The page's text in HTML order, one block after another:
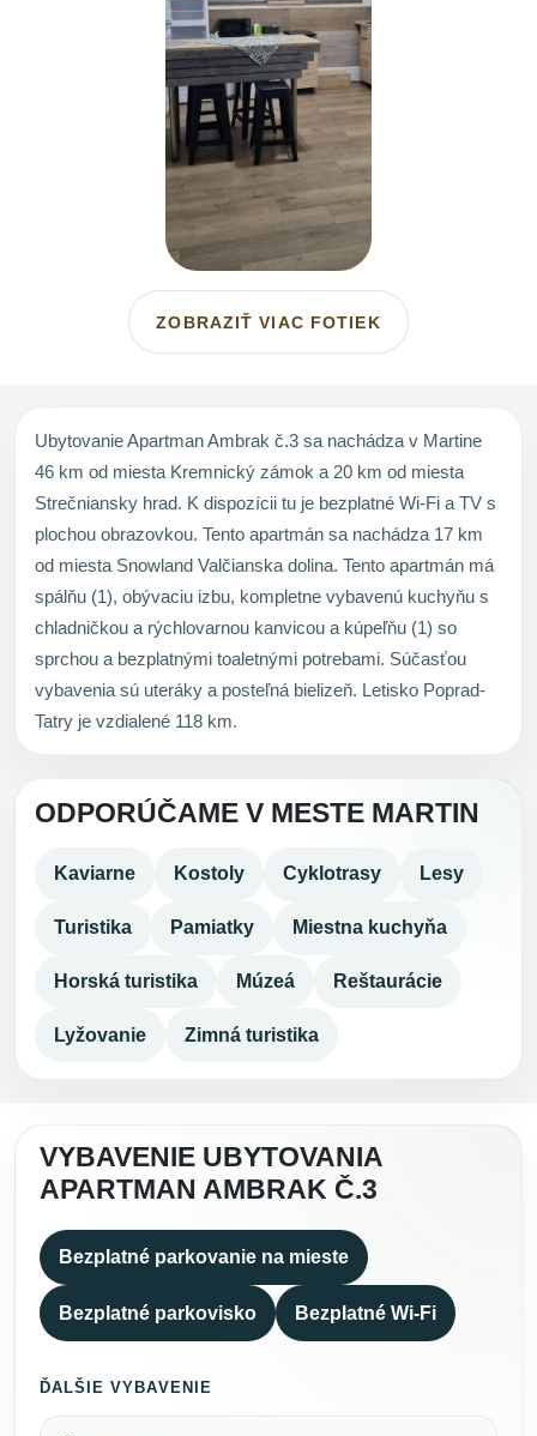
ZOBRAZIŤ VIAC FOTIEK
Ubytovanie Apartman Ambrak č.3 sa nachádza v Martine
46 km od miesta Kremnický zámok a 20 km od miesta
Strečniansky hrad. K dispozícii tu je bezplatné Wi-Fi a TV s
plochou obrazovkou. Tento apartmán sa nachádza 17 km
od miesta Snowland Valčianska dolina. Tento apartmán má
spálňu (1), obývaciu izbu, kompletne vybavenú kuchyňu s
chladničkou a rýchlovarnou kanvicou a kúpeľňu (1) so
sprchou a bezplatnými toaletnými potrebami. Súčasťou
vybavenia sú uteráky a posteľná bielizeň. Letisko Poprad-
Tatry je vzdialené 118 km.
ODPORÚČAME V MESTE MARTIN
Kaviarne Kostoly Cyklotrasy Lesy
Turistika Pamiatky Miestna kuchyňa
Horská turistika Múzeá Reštaurácie
Lyžovanie Zimná turistika
VYBAVENIE UBYTOVANIA
APARTMAN AMBRAK Č.3
Bezplatné parkovanie na mieste
Bezplatné parkovisko Bezplatné Wi-Fi
ĎALŠIE VYBAVENIE